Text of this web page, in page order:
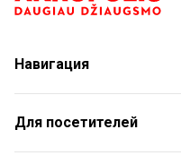
Навигация
Магазины
Услуги
Рестораны и кафе
Для посетителей
План торгового центра